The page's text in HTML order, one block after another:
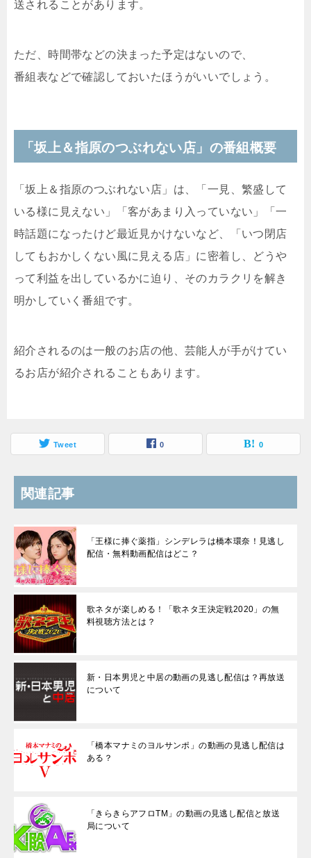
送されることがあります。
ただ、時間帯などの決まった予定はないので、
番組表などで確認しておいたほうがいいでしょう。
「坂上＆指原のつぶれない店」の番組概要
「坂上＆指原のつぶれない店」は、「一見、繁盛して
いる様に見えない」「客があまり入っていない」「一
時話題になったけど最近見かけないなど、「いつ閉店
してもおかしくない風に見える店」に密着し、どうや
って利益を出しているかに迫り、そのカラクリを解き
明かしていく番組です。
紹介されるのは一般のお店の他、芸能人が手がけてい
るお店が紹介されることもあります。
Tweet 0 0
関連記事
「王様に捧ぐ薬指」シンデレラは橋本環奈！見逃し
配信・無料動画配信はどこ？
歌ネタが楽しめる！「歌ネタ王決定戦2020」の無
料視聴方法とは？
新・日本男児と中居の動画の見逃し配信は？再放送
について
「橋本マナミのヨルサンポ」の動画の見逃し配信は
ある？
「きらきらアフロTM」の動画の見逃し配信と放送
局について